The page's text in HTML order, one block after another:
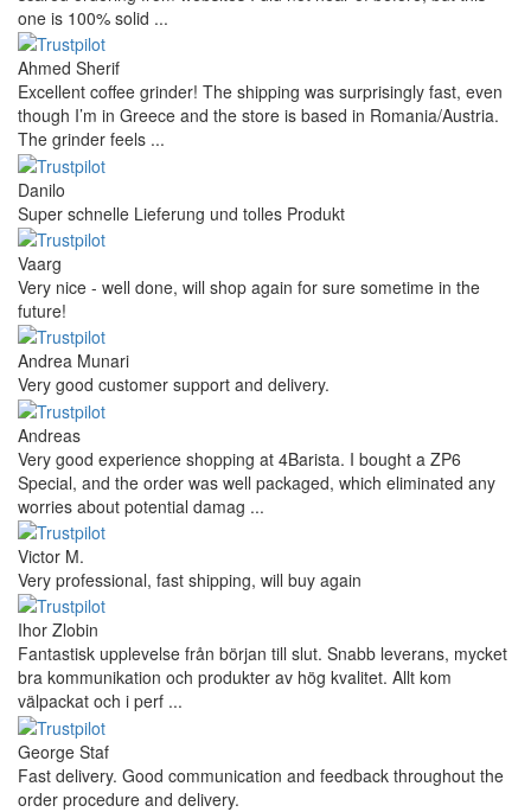
one is 100% solid ...
Ahmed Sherif
Excellent coffee grinder! The shipping was surprisingly fast, even
though I’m in Greece and the store is based in Romania/Austria.
The grinder feels ...
Danilo
Super schnelle Lieferung und tolles Produkt
Vaarg
Very nice - well done, will shop again for sure sometime in the
future!
Andrea Munari
Very good customer support and delivery.
Andreas
Very good experience shopping at 4Barista. I bought a ZP6
Special, and the order was well packaged, which eliminated any
worries about potential damag ...
Victor M.
Very professional, fast shipping, will buy again
Ihor Zlobin
Fantastisk upplevelse från början till slut. Snabb leverans, mycket
bra kommunikation och produkter av hög kvalitet. Allt kom
välpackat och i perf ...
George Staf
Fast delivery. Good communication and feedback throughout the
order procedure and delivery.